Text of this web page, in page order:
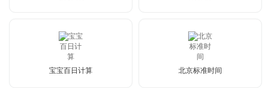
宝宝百日计算 北京标准时间